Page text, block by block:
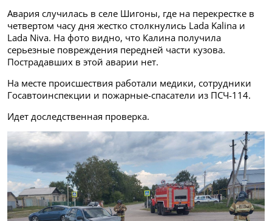
Авария случилась в селе Шигоны, где на перекрестке в
четвертом часу дня жестко столкнулись Lada Kalina и
Lada Niva. На фото видно, что Калина получила
серьезные повреждения передней части кузова.
Пострадавших в этой аварии нет.
На месте происшествия работали медики, сотрудники
Госавтоинспекции и пожарные-спасатели из ПСЧ-114.
Идет доследственная проверка.